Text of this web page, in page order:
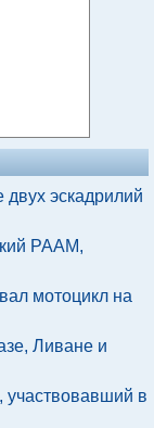
эскадрилий
РААМ,
мотоцикл на
Ливане и
участвовавший в